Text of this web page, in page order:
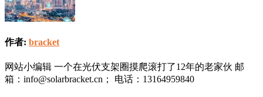
作者: bracket
网站小编辑 一个在光伏支架圈摸爬滚打了12年的老家伙 邮
箱：info@solarbracket.cn； 电话：13164959840